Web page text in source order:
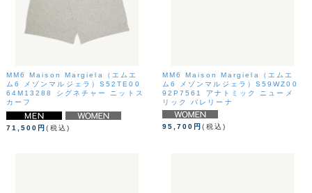
MM6 Maison Margiela（エムエ
ム6 メゾンマルジェラ）S52TE00
64M13288 シグネチャー ニットス
カーフ
71,500円(税込)
MM6 Maison Margiela（エムエ
ム6 メゾンマルジェラ）S59WZ00
92P7561 アナトミック ニューメ
リック バレリーナ
95,700円(税込)